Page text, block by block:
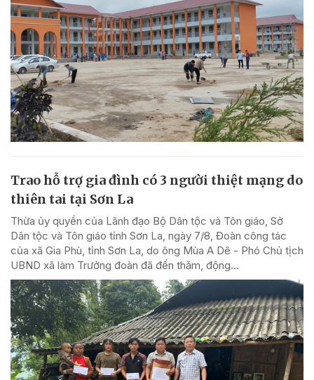
Trao hỗ trợ gia đình có 3 người thiệt mạng do
thiên tai tại Sơn La
Thừa ủy quyền của Lãnh đạo Bộ Dân tộc và Tôn giáo, Sở
Dân tộc và Tôn giáo tỉnh Sơn La, ngày 7/8, Đoàn công tác
của xã Gia Phù, tỉnh Sơn La, do ông Mùa A Dê - Phó Chủ tịch
UBND xã làm Trưởng đoàn đã đến thăm, động...